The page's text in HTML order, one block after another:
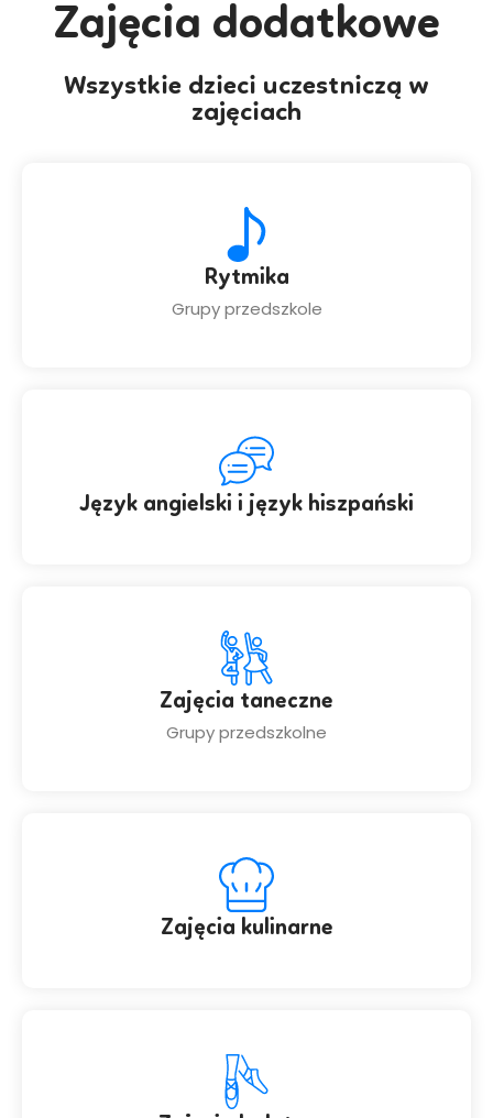
Zajęcia dodatkowe
Wszystkie dzieci uczestniczą w
zajęciach
Rytmika
Grupy przedszkole
Język angielski i język hiszpański
Zajęcia taneczne
Grupy przedszkolne
Zajęcia kulinarne